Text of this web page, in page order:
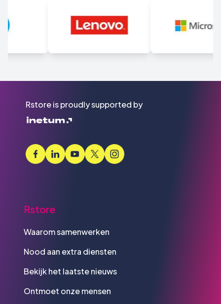
Rstore is proudly supported by
Rstore
Waarom samenwerken
Nood aan extra diensten
Bekijk het laatste nieuws
Ontmoet onze mensen